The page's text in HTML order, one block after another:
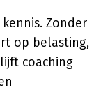
Zonder
op belasting,
coaching